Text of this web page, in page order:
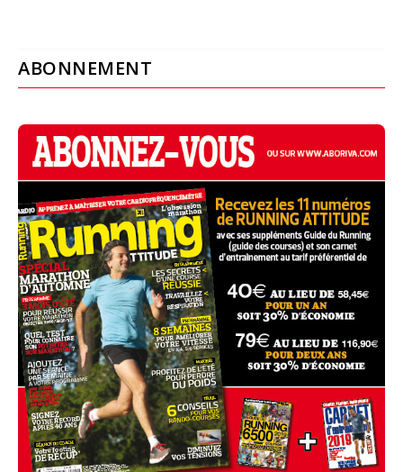
ABONNEMENT